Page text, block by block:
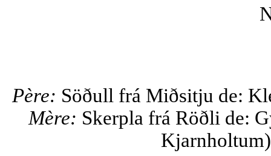
Père: Söðull frá Miðsitju de:
Mère: Skerpla frá Röðli de: